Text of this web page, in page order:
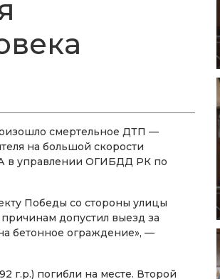
смертельное ДТП —
на большой скорости
в управлении ОГИБДД РК по
Победы со стороны улицы
допустил выезд за
бетонное ограждение», —
г.р.) погибли на месте. Второй